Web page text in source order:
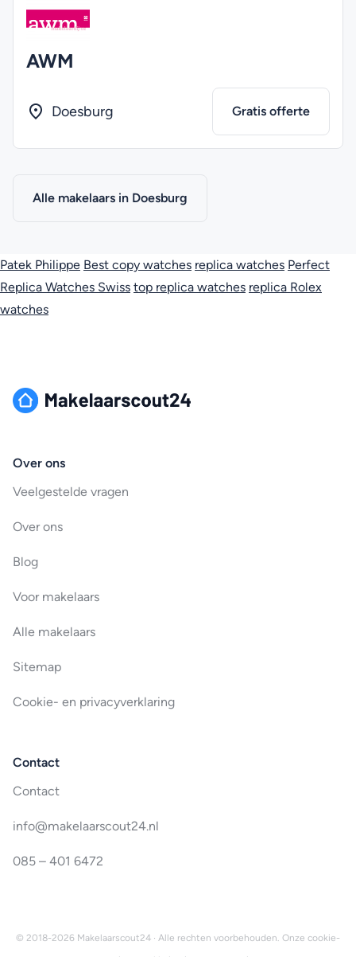
AWM
Doesburg Gratis offerte
Alle makelaars in Doesburg
Patek Philippe Best copy watches replica watches Perfect
Replica Watches Swiss top replica watches replica Rolex
watches
Over ons
Veelgestelde vragen
Over ons
Blog
Voor makelaars
Alle makelaars
Sitemap
Cookie- en privacyverklaring
Contact
Contact
info@makelaarscout24.nl
085 – 401 6472
© 2018-2026 Makelaarscout24 · Alle rechten voorbehouden. Onze cookie-